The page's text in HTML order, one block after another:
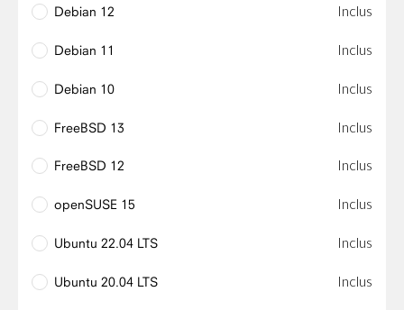
Debian 12 Inclus
Debian 11 Inclus
Debian 10 Inclus
FreeBSD 13 Inclus
FreeBSD 12 Inclus
openSUSE 15 Inclus
Ubuntu 22.04 LTS Inclus
Ubuntu 20.04 LTS Inclus